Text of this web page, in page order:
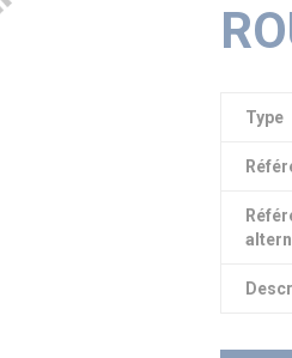
Type
PIAGGIO ASSISTANCE
0805 54 06 54